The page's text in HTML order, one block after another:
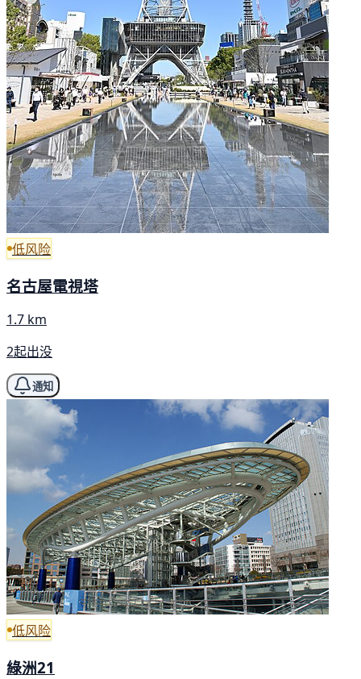
低风险
名古屋電視塔
1.7 km
2起出没
通知
低风险
綠洲21